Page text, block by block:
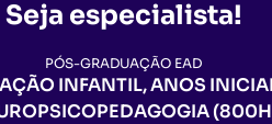
Seja especialista!
PÓS-GRADUAÇÃO EAD
INFANTIL, ANOS